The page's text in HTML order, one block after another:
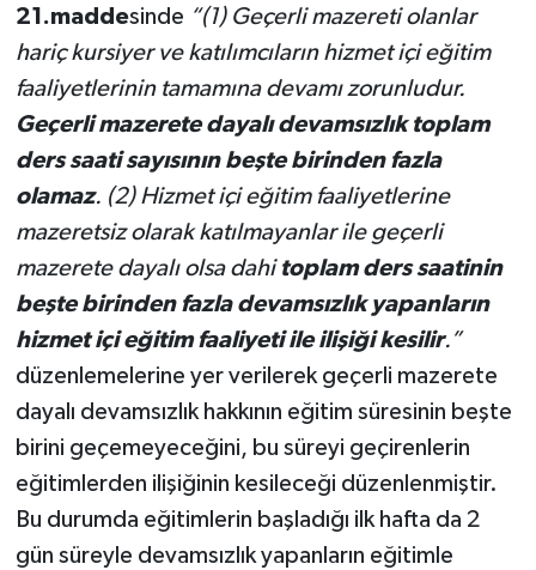
21.maddesinde “(1) Geçerli mazereti olanlar
hariç kursiyer ve katılımcıların hizmet içi eğitim
faaliyetlerinin tamamına devamı zorunludur.
Geçerli mazerete dayalı devamsızlık toplam
ders saati sayısının beşte birinden fazla
olamaz. (2) Hizmet içi eğitim faaliyetlerine
mazeretsiz olarak katılmayanlar ile geçerli
mazerete dayalı olsa dahi toplam ders saatinin
beşte birinden fazla devamsızlık yapanların
hizmet içi eğitim faaliyeti ile ilişiği kesilir.”
düzenlemelerine yer verilerek geçerli mazerete
dayalı devamsızlık hakkının eğitim süresinin beşte
birini geçemeyeceğini, bu süreyi geçirenlerin
eğitimlerden ilişiğinin kesileceği düzenlenmiştir.
Bu durumda eğitimlerin başladığı ilk hafta da 2
gün süreyle devamsızlık yapanların eğitimle